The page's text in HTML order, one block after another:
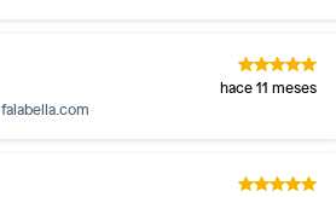
hace 11 meses
falabella.com